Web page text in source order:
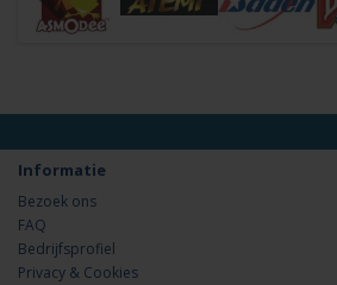
Informatie
Bezoek ons
FAQ
Bedrijfsprofiel
Privacy & Cookies